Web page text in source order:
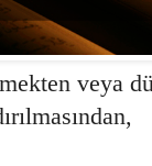
veya